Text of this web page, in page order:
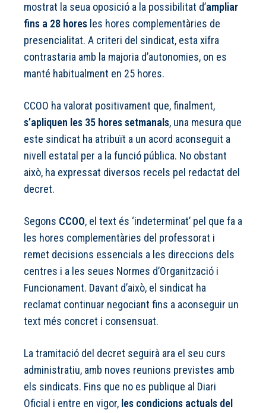
mostrat la seua oposició a la possibilitat d’ampliar
fins a 28 hores les hores complementàries de
presencialitat. A criteri del sindicat, esta xifra
contrastaria amb la majoria d’autonomies, on es
manté habitualment en 25 hores.
CCOO ha valorat positivament que, finalment,
s’apliquen les 35 hores setmanals, una mesura que
este sindicat ha atribuït a un acord aconseguit a
nivell estatal per a la funció pública. No obstant
això, ha expressat diversos recels pel redactat del
decret.
Segons CCOO, el text és ‘indeterminat’ pel que fa a
les hores complementàries del professorat i
remet decisions essencials a les direccions dels
centres i a les seues Normes d’Organització i
Funcionament. Davant d’això, el sindicat ha
reclamat continuar negociant fins a aconseguir un
text més concret i consensuat.
La tramitació del decret seguirà ara el seu curs
administratiu, amb noves reunions previstes amb
els sindicats. Fins que no es publique al Diari
Oficial i entre en vigor, les condicions actuals del